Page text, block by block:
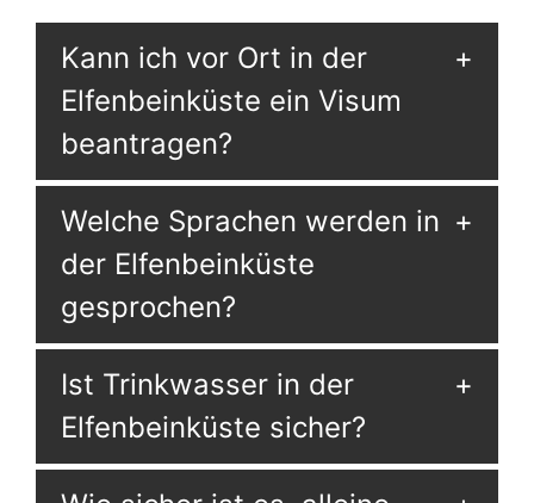
Kann ich vor Ort in der
Elfenbeinküste ein Visum
beantragen?
Welche Sprachen werden in
der Elfenbeinküste
gesprochen?
Ist Trinkwasser in der
Elfenbeinküste sicher?